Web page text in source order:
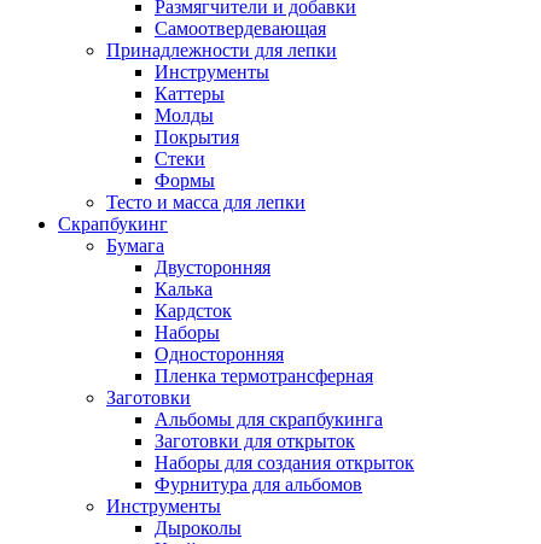
Размягчители и добавки
Самоотвердевающая
Принадлежности для лепки
Инструменты
Каттеры
Молды
Покрытия
Стеки
Формы
Тесто и масса для лепки
Скрапбукинг
Бумага
Двусторонняя
Калька
Кардсток
Наборы
Односторонняя
Пленка термотрансферная
Заготовки
Альбомы для скрапбукинга
Заготовки для открыток
Наборы для создания открыток
Фурнитура для альбомов
Инструменты
Дыроколы